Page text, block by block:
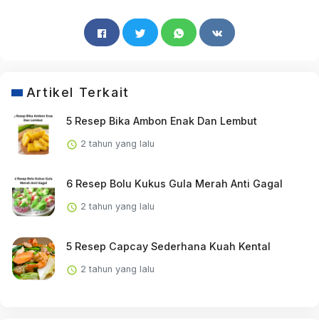
Artikel Terkait
5 Resep Bika Ambon Enak Dan Lembut
2 tahun yang lalu
6 Resep Bolu Kukus Gula Merah Anti Gagal
2 tahun yang lalu
5 Resep Capcay Sederhana Kuah Kental
2 tahun yang lalu